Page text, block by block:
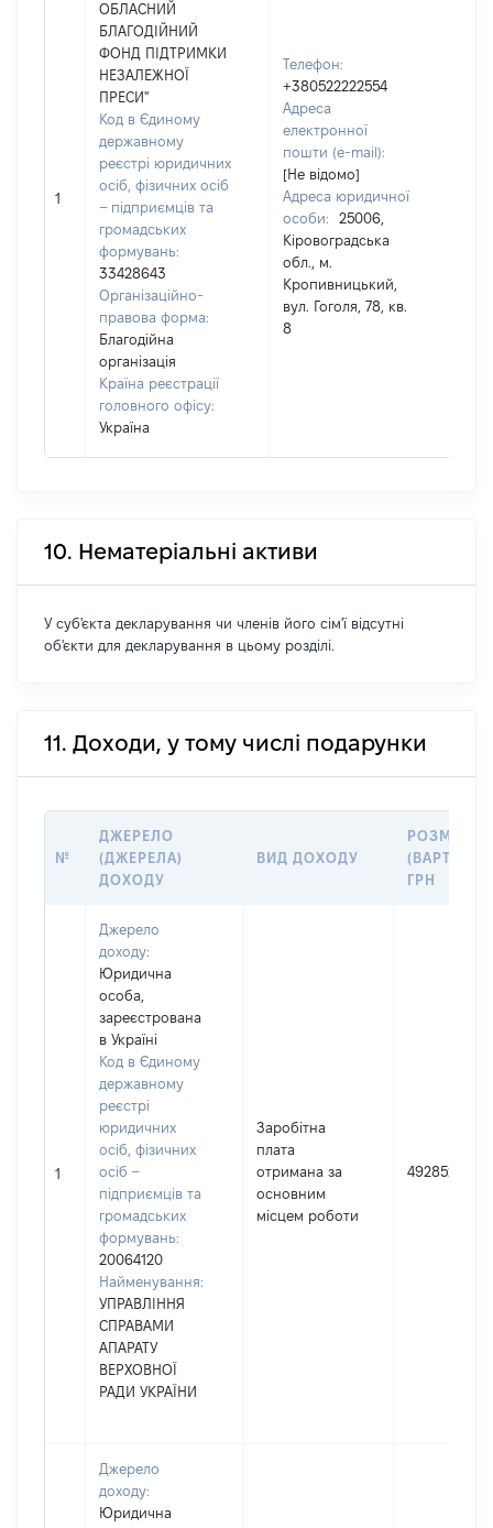
1
ОБЛАСНИЙ
БЛАГОДІЙНИЙ
ФОНД ПІДТРИМКИ
НЕЗАЛЕЖНОЇ
ПРЕСИ"
Код в Єдиному
державному
реєстрі юридичних
осіб, фізичних осіб
– підприємців та
громадських
формувань:
33428643
Організаційно-
правова форма:
Благодійна
організація
Країна реєстрації
головного офісу:
Україна
Телефон:
+380522222554
Адреса
електронної
пошти (e-mail):
[Не відомо]
Адреса юридичної
особи:
25006,
Кіровоградська
обл., м.
Кропивницький,
вул. Гоголя, 78, кв.
8
10. Нематеріальні активи
У суб'єкта декларування чи членів його сім'ї відсутні
об'єкти для декларування в цьому розділі.
11. Доходи, у тому числі подарунки
№
ДЖЕРЕЛО
(ДЖЕРЕЛА)
ДОХОДУ
ВИД ДОХОДУ
РОЗМІР
ГРН
1
Джерело
доходу:
Юридична
особа,
зареєстрована
в Україні
Код в Єдиному
державному
реєстрі
юридичних
осіб, фізичних
осіб –
підприємців та
громадських
формувань:
20064120
Найменування:
УПРАВЛІННЯ
СПРАВАМИ
АПАРАТУ
ВЕРХОВНОЇ
РАДИ УКРАЇНИ
Заробітна
плата
отримана за
основним
місцем роботи
492852
Джерело
доходу:
Юридична